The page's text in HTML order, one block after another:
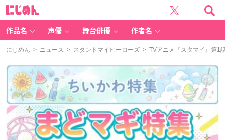
作品名 声優 舞台俳優 作者名
にじめん > ニュース > スタンドマイヒーローズ > TVアニメ『スタマイ』第1